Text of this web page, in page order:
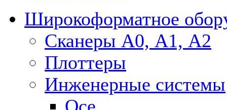
Широкоформатное
Сканеры А0, А1, А2
Плоттеры
Инженерные системы